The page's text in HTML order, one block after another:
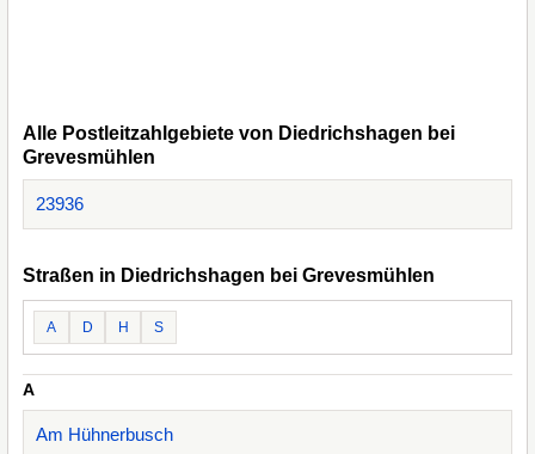
Alle Postleitzahlgebiete von Diedrichshagen bei
Grevesmühlen
23936
Straßen in Diedrichshagen bei Grevesmühlen
A D H S
A
Am Hühnerbusch